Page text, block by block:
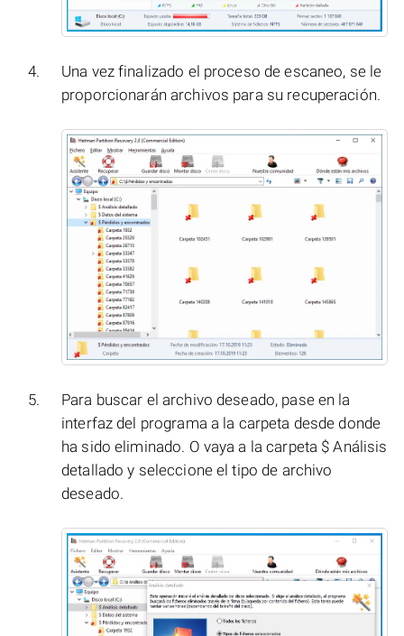
Una vez finalizado el proceso de escaneo, se le
proporcionarán archivos para su recuperación.
Para buscar el archivo deseado, pase en la
interfaz del programa a la carpeta desde donde
ha sido eliminado. O vaya a la carpeta $ Análisis
detallado y seleccione el tipo de archivo
deseado.